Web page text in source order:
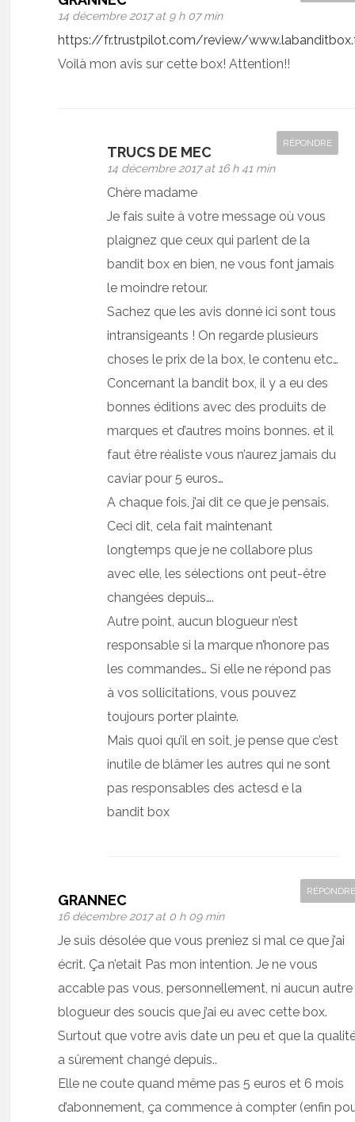
14 décembre 2017 at 9 h 07 min
https://fr.trustpilot.com/review/
Voilà mon avis sur cette box! Attention!!
TRUCS DE MEC
14 décembre 2017 at 16 h 41 min
RÉPONDRE
Chère madame
Je fais suite à votre message où vous
plaignez que ceux qui parlent de la
bandit box en bien, ne vous font jamais
le moindre retour.
Sachez que les avis donné ici sont tous
intransigeants ! On regarde plusieurs
choses le prix de la box, le contenu etc…
Concernant la bandit box, il y a eu des
bonnes éditions avec des produits de
marques et d’autres moins bonnes. et il
faut être réaliste vous n’aurez jamais du
caviar pour 5 euros…
A chaque fois, j’ai dit ce que je pensais.
Ceci dit, cela fait maintenant
longtemps que je ne collabore plus
avec elle, les sélections ont peut-être
changées depuis….
Autre point, aucun blogueur n’est
responsable si la marque n’honore pas
les commandes… Si elle ne répond pas
à vos sollicitations, vous pouvez
toujours porter plainte.
Mais quoi qu’il en soit, je pense que c’est
inutile de blâmer les autres qui ne sont
pas responsables des actesd e la
bandit box
GRANNEC
16 décembre 2017 at 0 h 09 min
Je suis désolée que vous preniez si mal ce que j’ai
écrit. Ça n’etait Pas mon intention. Je ne vous
accable pas vous, personnellement, ni aucun autre
blogueur des soucis que j’ai eu avec cette box.
Surtout que votre avis date un peu et que la
a sûrement changé depuis..
Elle ne coute quand même pas 5 euros et 6 mois
d’abonnement, ça commence à compter (enfin